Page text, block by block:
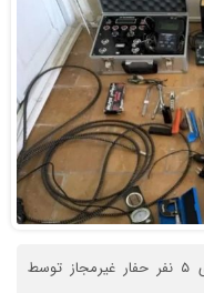
فرمانده انتظامی شهرستان میانه از دستگیری ۵ نفر حفار غیرمجاز توسط